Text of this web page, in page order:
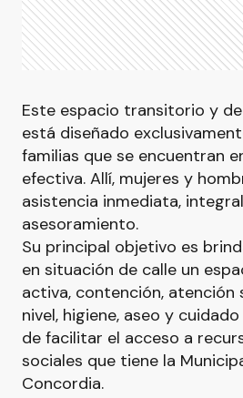
Este espacio transitorio y
está diseñado
familias que se encuentran
efectiva. Allí, mujeres y
asistencia inmediata,
asesoramiento.
Su principal objetivo es
en situación de calle un
activa, contención, atención
nivel, higiene, aseo y
de facilitar el acceso a
sociales que tiene la
Concordia.